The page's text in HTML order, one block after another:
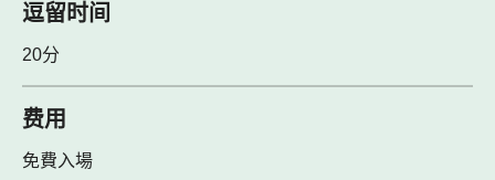
逗留时间
20分
费用
免費入場